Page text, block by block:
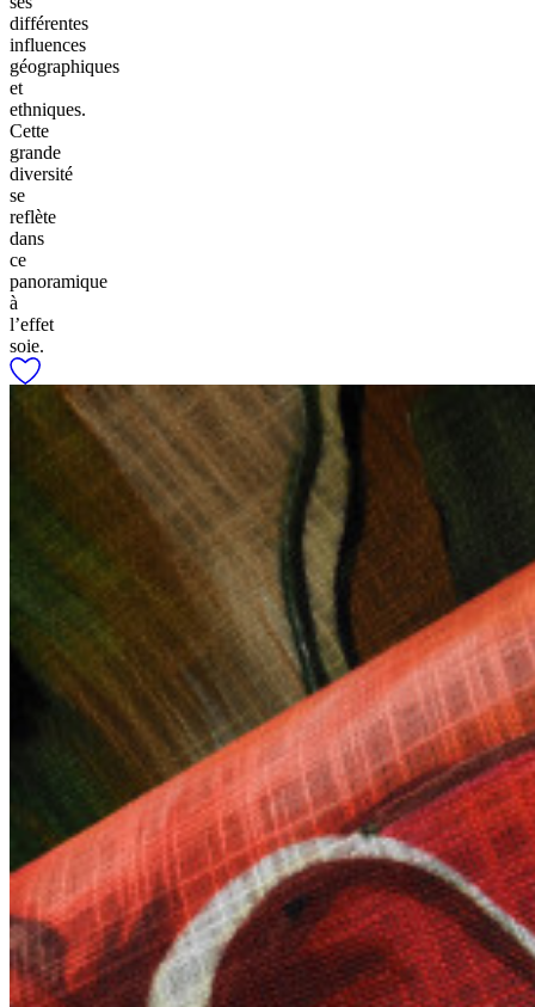
différentes
influences
géographiques
et
ethniques.
Cette
grande
diversité
se
reflète
dans
ce
panoramique
à
l’effet
soie.